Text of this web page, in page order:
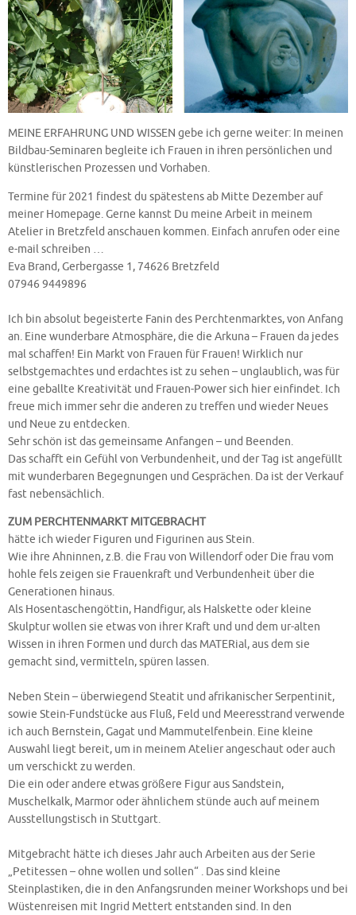
MEINE ERFAHRUNG UND WISSEN gebe ich gerne weiter: In meinen
Bildbau-Seminaren begleite ich Frauen in ihren persönlichen und
künstlerischen Prozessen und Vorhaben.
Termine für 2021 findest du spätestens ab Mitte Dezember auf
meiner Homepage. Gerne kannst Du meine Arbeit in meinem
Atelier in Bretzfeld anschauen kommen. Einfach anrufen oder eine
e-mail schreiben …
Eva Brand, Gerbergasse 1, 74626 Bretzfeld
07946 9449896
Ich bin absolut begeisterte Fanin des Perchtenmarktes, von Anfang
an. Eine wunderbare Atmosphäre, die die Arkuna – Frauen da jedes
mal schaffen! Ein Markt von Frauen für Frauen! Wirklich nur
selbstgemachtes und erdachtes ist zu sehen – unglaublich, was für
eine geballte Kreativität und Frauen-Power sich hier einfindet. Ich
freue mich immer sehr die anderen zu treffen und wieder Neues
und Neue zu entdecken.
Sehr schön ist das gemeinsame Anfangen – und Beenden.
Das schafft ein Gefühl von Verbundenheit, und der Tag ist angefüllt
mit wunderbaren Begegnungen und Gesprächen. Da ist der Verkauf
fast nebensächlich.
ZUM PERCHTENMARKT MITGEBRACHT
hätte ich wieder Figuren und Figurinen aus Stein.
Wie ihre Ahninnen, z.B. die Frau von Willendorf oder Die frau vom
hohle fels zeigen sie Frauenkraft und Verbundenheit über die
Generationen hinaus.
Als Hosentaschengöttin, Handfigur, als Halskette oder kleine
Skulptur wollen sie etwas von ihrer Kraft und und dem ur-alten
Wissen in ihren Formen und durch das MATERial, aus dem sie
gemacht sind, vermitteln, spüren lassen.
Neben Stein – überwiegend Steatit und afrikanischer Serpentinit,
sowie Stein-Fundstücke aus Fluß, Feld und Meeresstrand verwende
ich auch Bernstein, Gagat und Mammutelfenbein. Eine kleine
Auswahl liegt bereit, um in meinem Atelier angeschaut oder auch
um verschickt zu werden.
Die ein oder andere etwas größere Figur aus Sandstein,
Muschelkalk, Marmor oder ähnlichem stünde auch auf meinem
Ausstellungstisch in Stuttgart.
Mitgebracht hätte ich dieses Jahr auch Arbeiten aus der Serie
„Petitessen – ohne wollen und sollen“ . Das sind kleine
Steinplastiken, die in den Anfangsrunden meiner Workshops und bei
Wüstenreisen mit Ingrid Mettert entstanden sind. In den